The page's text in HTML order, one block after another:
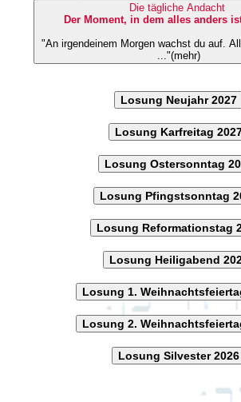
Die tägliche Andacht
Der Moment, in dem alles anders
"An irgendeinem Morgen wachst du auf. Alles ist wie immer
..."(mehr)
Losung Neujahr 2027
Losung Karfreitag
Losung Ostersonntag
Losung Pfingstsonntag
Losung Reformationstag
Losung Heiligabend
Losung 1.
Losung 2.
Losung Silvester 2026